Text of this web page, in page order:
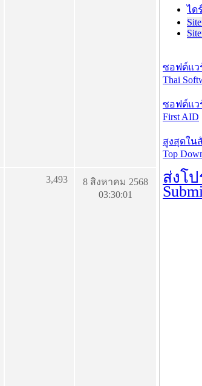
3,493
8 สิงหาคม 2568
03:30:01
ได
ซอฟต์แว
Thai
ซอฟต์แ
First AID
สูงสุดใน
Top
ส่งโ